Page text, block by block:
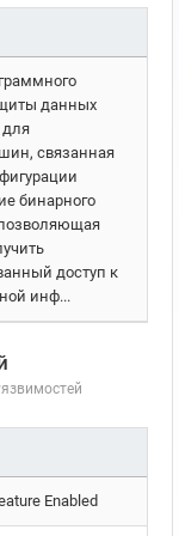
данных
для
связанная
бинарного
доступ к
инф...
Enabled